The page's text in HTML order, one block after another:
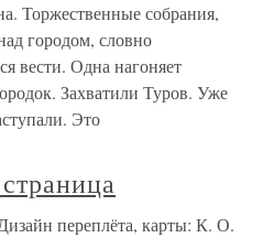
Торжественные собрания,
городом, словно
вести. Одна нагоняет
Захватили Туров. Уже
Это
переплёта, карты: К. О.